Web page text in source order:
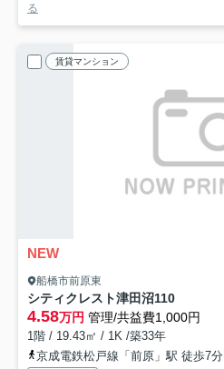
る
賃貸マンション
NEW
船橋市前原東
シティクレスト津田沼110
4.58万円 管理/共益費1,000円
1階 / 19.43㎡ / 1K /築33年
京成電鉄松戸線「前原」駅 徒歩7分